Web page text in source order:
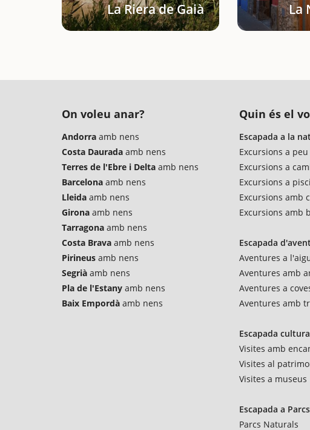
La Riera de Gaià La
On voleu anar?
Andorra amb nens
Costa Daurada amb nens
Terres de l'Ebre i Delta amb nens
Barcelona amb nens
Lleida amb nens
Girona amb nens
Tarragona amb nens
Costa Brava amb nens
Pirineus amb nens
Segrià amb nens
Pla de l'Estany amb nens
Baix Empordà amb nens
Quin és el
Escapada a la
Excursions a peu
Excursions a
Excursions a
Excursions amb
Excursions amb
Escapada
Aventures a
Aventures amb
Aventures a
Aventures amb
Escapada
Visites amb
Visites al
Visites a museus
Escapada a Parcs
Parcs Naturals